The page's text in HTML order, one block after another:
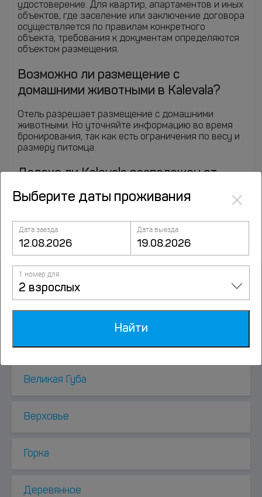
удостоверение. Для квартир, апартаментов и иных
объектов, где заселение или заключение договора
осуществляется по правилам конкретного
объекта, требования к документам определяются
объектом размещения.
Возможно ли размещение с
домашними животными в Kalevala?
Отель разрешает размещение с домашними
животными. Но уточняйте информацию во время
бронирования, так как есть ограничения по весу и
размеру питомца.
Далеко ли Kalevala расположен от
аэропорта, ж/д вокзала и метро?
Курорты рядом
Великая Губа
Верховье
Горка
Деревянное
Выберите даты проживания ×
Дата заезда Дата выезда
1 номер для
2 взрослых
Найти